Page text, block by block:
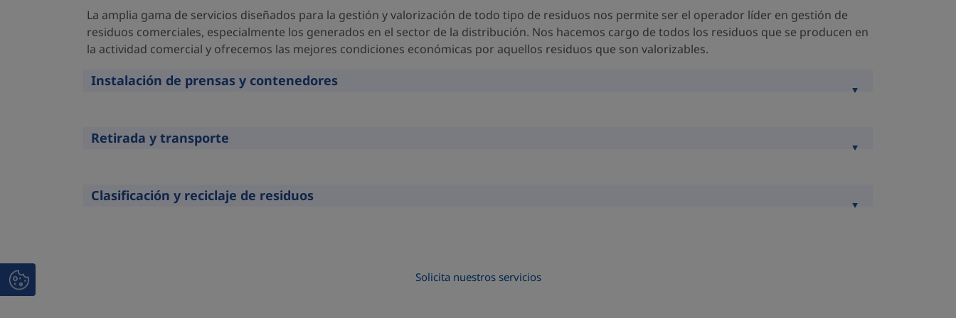
La amplia gama de servicios diseñados para la gestión y valorización de todo tipo de residuos nos permite ser el operador líder en gestión de
residuos comerciales, especialmente los generados en el sector de la distribución. Nos hacemos cargo de todos los residuos que se producen en
la actividad comercial y ofrecemos las mejores condiciones económicas por aquellos residuos que son valorizables.
Instalación de prensas y contenedores
Retirada y transporte
Clasificación y reciclaje de residuos
Solicita nuestros servicios